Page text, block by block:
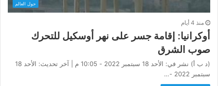
حول العالم
منذ 4 أيام
أوكرانيا: إقامة جسر على نهر أوسكيل للتحرك
صوب الشرق
(د ب أ) نشر في: الأحد 18 سبتمبر 2022 - 10:05 م | آخر تحديث: الأحد 18
سبتمبر 2022 -…